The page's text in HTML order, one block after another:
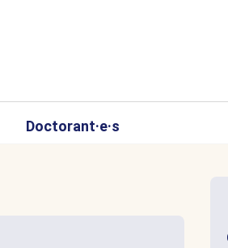
Doctorant·e·s